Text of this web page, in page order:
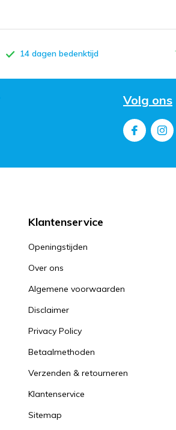
14 dagen bedenktijd
Volg ons
Klantenservice
Openingstijden
Over ons
Algemene voorwaarden
Disclaimer
Privacy Policy
Betaalmethoden
Verzenden & retourneren
Klantenservice
Sitemap